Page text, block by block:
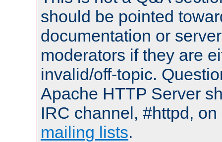
should be pointed
documentation or
moderators if they are
invalid/off-topic.
Apache HTTP Server
IRC channel, #httpd,
mailing lists.